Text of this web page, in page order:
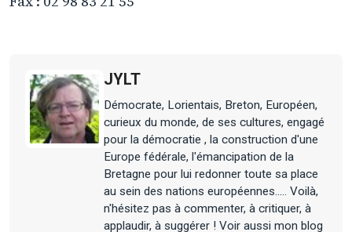
JYLT
Démocrate, Lorientais, Breton, Européen,
curieux du monde, de ses cultures, engagé
pour la démocratie , la construction d'une
Europe fédérale, l'émancipation de la
Bretagne pour lui redonner toute sa place
au sein des nations européennes..... Voilà,
n'hésitez pas à commenter, à critiquer, à
applaudir, à suggérer ! Voir aussi mon blog